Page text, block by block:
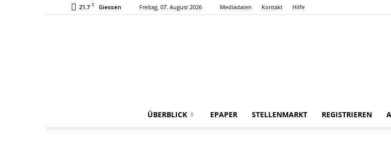
21.7 C Giessen Freitag, 07. August 2026 Mediadaten Kontakt Hilfe
ÜBERBLICK EPAPER STELLENMARKT REGISTRIEREN